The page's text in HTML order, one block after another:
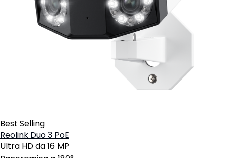
Best Selling
Reolink Duo 3 PoE
Ultra HD da 16 MP